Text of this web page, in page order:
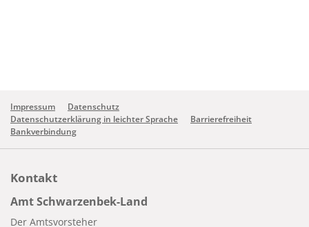
Impressum
Datenschutz
Datenschutzerklärung in leichter Sprache
Barrierefreiheit
Bankverbindung
Kontakt
Amt Schwarzenbek-Land
Der Amtsvorsteher